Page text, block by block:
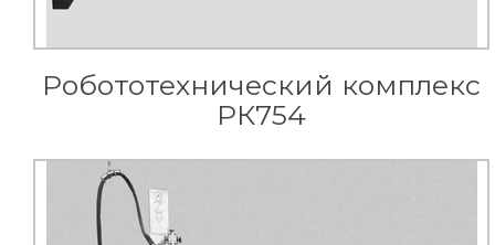
Робототехнический комплекс
РК754